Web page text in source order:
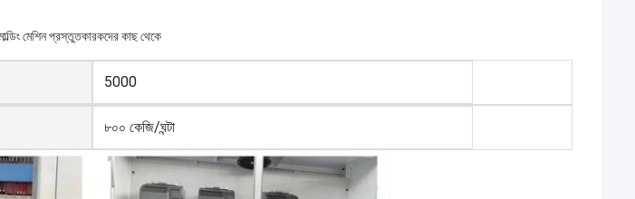
মেশিন প্রস্তুতকারকদের কাছ থেকে
5000
৮০০ কেজি/ঘন্টা